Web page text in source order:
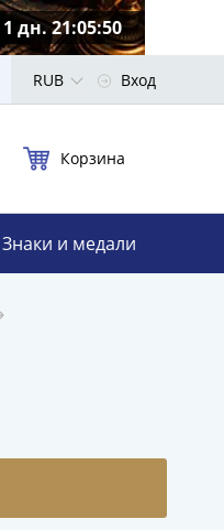
1 дн. 21:05:49
RUB Вход
Корзина
Знаки и медали